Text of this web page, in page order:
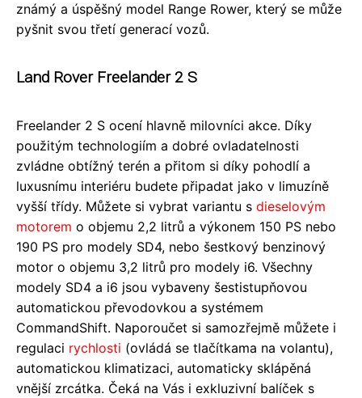
známý a úspěšný model Range Rower, který se může
pyšnit svou třetí generací vozů.
Land Rover Freelander 2 S
Freelander 2 S ocení hlavně milovníci akce. Díky
použitým technologiím a dobré ovladatelnosti
zvládne obtížný terén a přitom si díky pohodlí a
luxusnímu interiéru budete připadat jako v limuzíně
vyšší třídy. Můžete si vybrat variantu s dieselovým
motorem o objemu 2,2 litrů a výkonem 150 PS nebo
190 PS pro modely SD4, nebo šestkový benzinový
motor o objemu 3,2 litrů pro modely i6. Všechny
modely SD4 a i6 jsou vybaveny šestistupňovou
automatickou převodovkou a systémem
CommandShift. Naporoučet si samozřejmě můžete i
regulaci rychlosti (ovládá se tlačítkama na volantu),
automatickou klimatizaci, automaticky sklápěná
vnější zrcátka. Čeká na Vás i exkluzivní balíček s